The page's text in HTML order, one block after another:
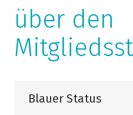
über den
Blauer Status